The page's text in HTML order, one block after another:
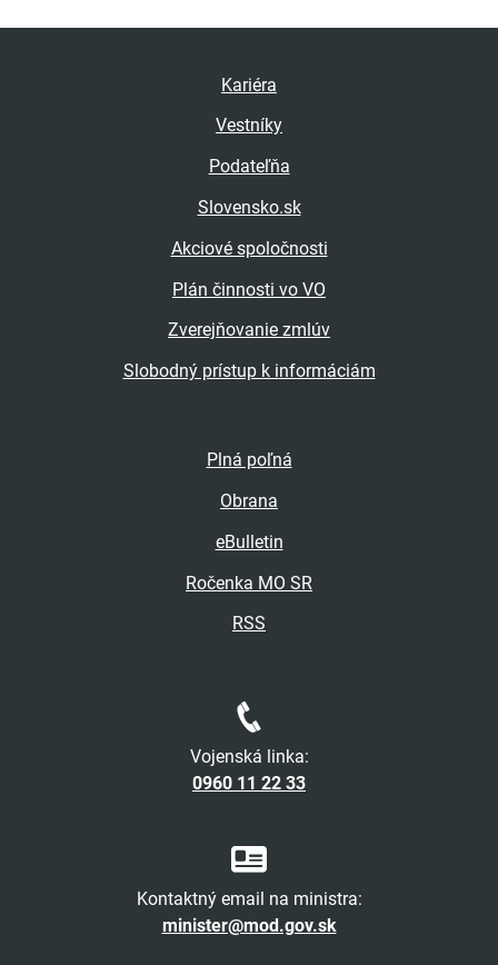
Kariéra
Vestníky
Podateľňa
Slovensko.sk
Akciové spoločnosti
Plán činnosti vo VO
Zverejňovanie zmlúv
Slobodný prístup k informáciám
Plná poľná
Obrana
eBulletin
Ročenka MO SR
RSS
Vojenská linka:
0960 11 22 33
Kontaktný email na ministra:
minister@mod.gov.sk